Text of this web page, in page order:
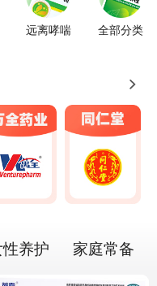
远离哮喘 全部分类
性养护 家庭常备